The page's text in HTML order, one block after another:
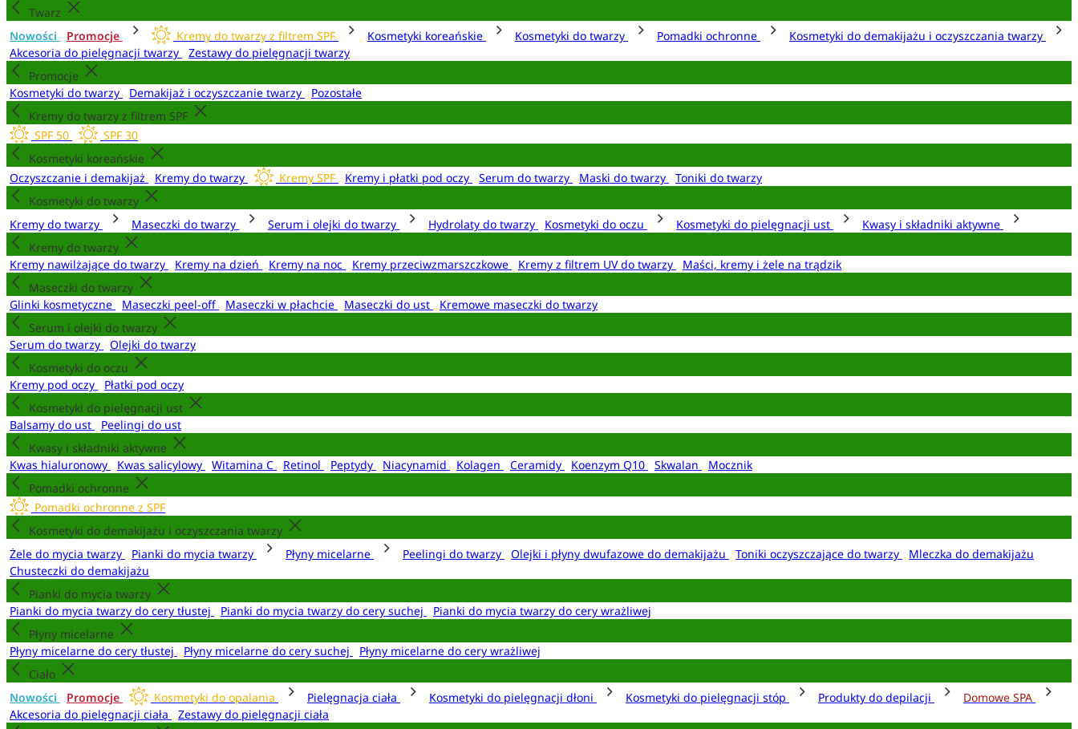
Twarz
Nowości
Promocje Kremy do twarzy z filtrem SPF Kosmetyki koreańskie Kosmetyki do twarzy Pomadki ochronne
Kosmetyki do demakijażu i oczyszczania twarzy
Akcesoria do pielęgnacji twarzy
Zestawy do pielęgnacji twarzy
Promocje
Kosmetyki do twarzy
Demakijaż i oczyszczanie twarzy
Pozostałe
Kremy do twarzy z filtrem SPF
SPF 50
SPF 30
Kosmetyki koreańskie
Oczyszczanie i demakijaż
Kremy do twarzy Kremy SPF Kremy i płatki pod oczy Serum do twarzy Maski do twarzy
Toniki do twarzy
Kosmetyki do twarzy
Kremy do twarzy
Maseczki do twarzy Serum i olejki do twarzy Hydrolaty do twarzy Kosmetyki do oczu Kosmetyki do pielęgnacji ust
Kwasy i składniki aktywne
Kremy do twarzy
Kremy nawilżające do twarzy
Kremy na dzień Kremy na noc Kremy przeciwzmarszczkowe Kremy z filtrem UV do twarzy
Maści, kremy i żele na trądzik
Maseczki do twarzy
Glinki kosmetyczne
Maseczki peel-off Maseczki w płachcie Maseczki do ust
Kremowe maseczki do twarzy
Serum i olejki do twarzy
Serum do twarzy
Olejki do twarzy
Kosmetyki do oczu
Kremy pod oczy
Płatki pod oczy
Kosmetyki do pielęgnacji ust
Balsamy do ust
Peelingi do ust
Kwasy i składniki aktywne
Kwas hialuronowy
Kwas salicylowy Witamina C Retinol Peptydy Niacynamid Kolagen Ceramidy Koenzym Q10 Skwalan
Mocznik
Pomadki ochronne
Pomadki ochronne z SPF
Kosmetyki do demakijażu i oczyszczania twarzy
Żele do mycia twarzy
Pianki do mycia twarzy Płyny micelarne Peelingi do twarzy Olejki i płyny dwufazowe do demakijażu Toniki oczyszczające do twarzy
Mleczka do demakijażu
Chusteczki do demakijażu
Pianki do mycia twarzy
Pianki do mycia twarzy do cery tłustej
Pianki do mycia twarzy do cery suchej
Pianki do mycia twarzy do cery wrażliwej
Płyny micelarne
Płyny micelarne do cery tłustej
Płyny micelarne do cery suchej
Płyny micelarne do cery wrażliwej
Ciało
Nowości
Promocje Kosmetyki do opalania Pielęgnacja ciała Kosmetyki do pielęgnacji dłoni Kosmetyki do pielęgnacji stóp Produkty do depilacji
Domowe SPA
Akcesoria do pielęgnacji ciała
Zestawy do pielęgnacji ciała